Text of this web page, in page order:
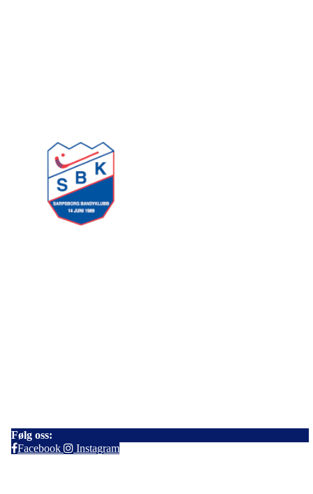
Følg oss:
Facebook
Instagram